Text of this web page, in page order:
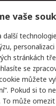
vaše
další
stránkách
se
můžete
Pokud si to
To může